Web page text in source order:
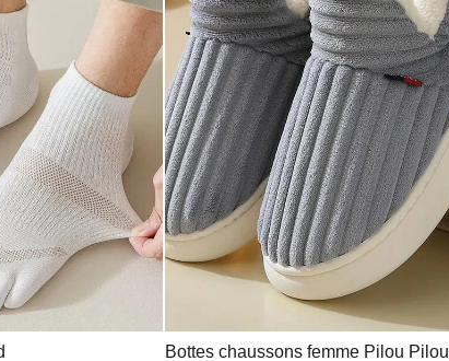
Bottes chaussons femme Pilou Pilou